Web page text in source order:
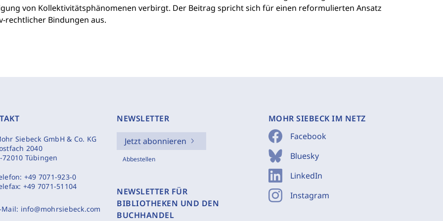
von Kollektivitätsphänomenen verbirgt. Der Beitrag spricht sich für einen reformulierten Ansatz
rechtlicher Bindungen aus.
Siebeck GmbH & Co. KG
2040
72010 Tübingen
+49 7071-923-0
+49 7071-51104
Mail: info@mohrsiebeck.com
NEWSLETTER
Jetzt abonnieren
Abbestellen
NEWSLETTER FÜR
BIBLIOTHEKEN UND DEN
BUCHHANDEL
MOHR SIEBECK IM NETZ
Facebook
Bluesky
LinkedIn
Instagram